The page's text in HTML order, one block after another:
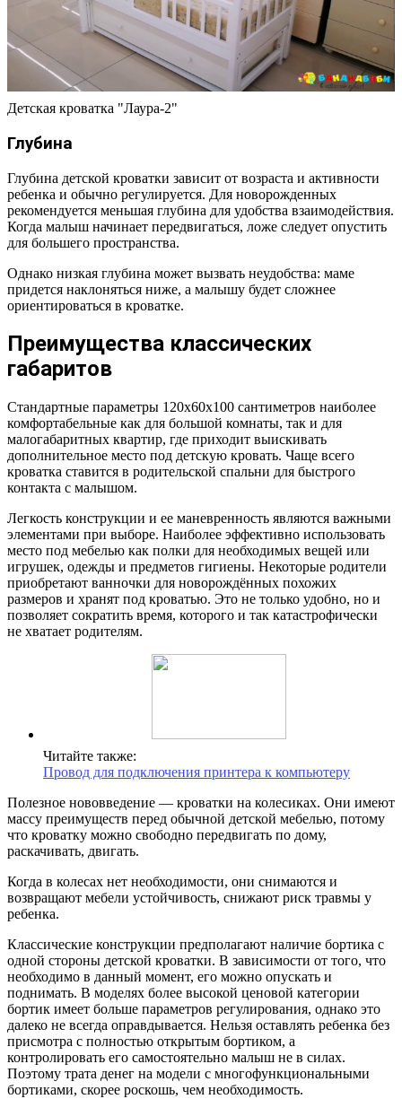
Детская кроватка "Лаура-2"
Глубина
Глубина детской кроватки зависит от возраста и активности
ребенка и обычно регулируется. Для новорожденных
рекомендуется меньшая глубина для удобства взаимодействия.
Когда малыш начинает передвигаться, ложе следует опустить
для большего пространства.
Однако низкая глубина может вызвать неудобства: маме
придется наклоняться ниже, а малышу будет сложнее
ориентироваться в кроватке.
Преимущества классических
габаритов
Стандартные параметры 120x60x100 сантиметров наиболее
комфортабельные как для большой комнаты, так и для
малогабаритных квартир, где приходит выискивать
дополнительное место под детскую кровать. Чаще всего
кроватка ставится в родительской спальни для быстрого
контакта с малышом.
Легкость конструкции и ее маневренность являются важными
элементами при выборе. Наиболее эффективно использовать
место под мебелью как полки для необходимых вещей или
игрушек, одежды и предметов гигиены. Некоторые родители
приобретают ванночки для новорождённых похожих
размеров и хранят под кроватью. Это не только удобно, но и
позволяет сократить время, которого и так катастрофически
не хватает родителям.
Читайте также:
Провод для подключения принтера к компьютеру
Полезное нововведение — кроватки на колесиках. Они имеют
массу преимуществ перед обычной детской мебелью, потому
что кроватку можно свободно передвигать по дому,
раскачивать, двигать.
Когда в колесах нет необходимости, они снимаются и
возвращают мебели устойчивость, снижают риск травмы у
ребенка.
Классические конструкции предполагают наличие бортика с
одной стороны детской кроватки. В зависимости от того, что
необходимо в данный момент, его можно опускать и
поднимать. В моделях более высокой ценовой категории
бортик имеет больше параметров регулирования, однако это
далеко не всегда оправдывается. Нельзя оставлять ребенка без
присмотра с полностью открытым бортиком, а
контролировать его самостоятельно малыш не в силах.
Поэтому трата денег на модели с многофункциональными
бортиками, скорее роскошь, чем необходимость.